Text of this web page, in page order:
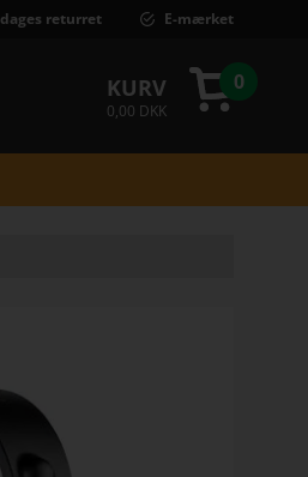
returret E-mærket
KURV
0,00 DKK
0